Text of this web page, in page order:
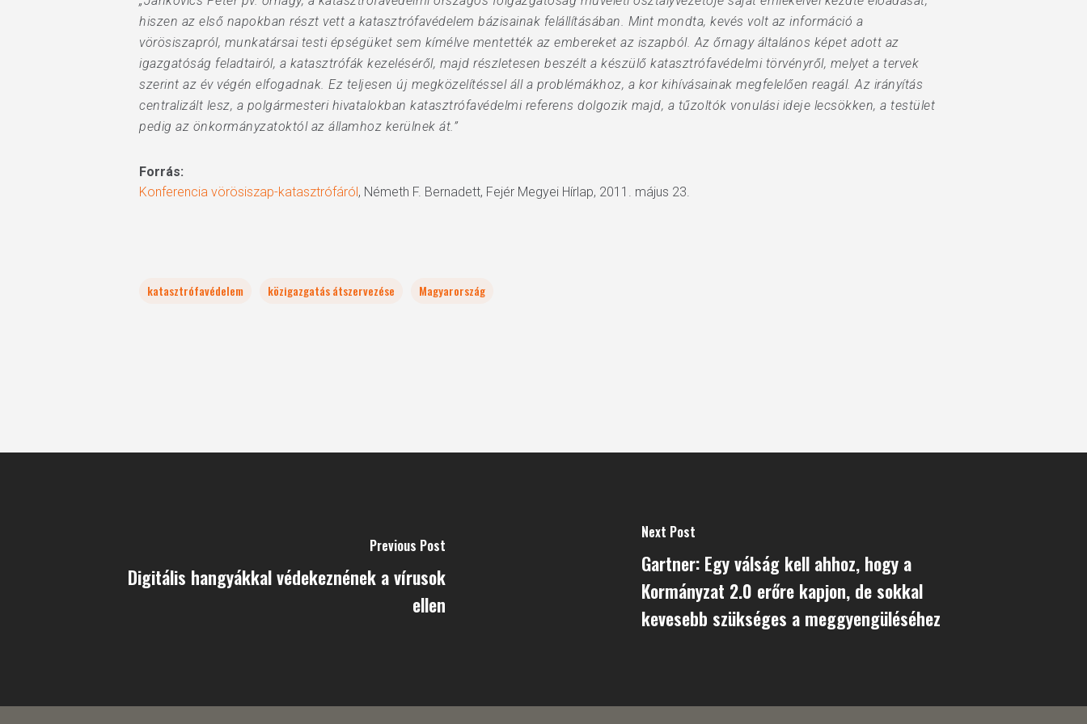
hiszen az első napokban részt vett a katasztrófavédelem bázisainak felállításában. Mint mondta, kevés volt az információ a
vörösiszapról, munkatársai testi épségüket sem kímélve mentették az embereket az iszapból. Az őrnagy általános képet adott az
igazgatóság feladtairól, a katasztrófák kezeléséről, majd részletesen beszélt a készülő katasztrófavédelmi törvényről, melyet a tervek
szerint az év végén elfogadnak. Ez teljesen új megközelítéssel áll a problémákhoz, a kor kihívásainak megfelelően reagál. Az irányítás
centralizált lesz, a polgármesteri hivatalokban katasztrófavédelmi referens dolgozik majd, a tűzoltók vonulási ideje lecsökken, a testület
pedig az önkormányzatoktól az államhoz kerülnek át.”
Forrás:
Konferencia vörösiszap-katasztrófáról, Németh F. Bernadett, Fejér Megyei Hírlap, 2011. május 23.
katasztrófavédelem közigazgatás átszervezése Magyarország
Previous Post
Digitális hangyákkal védekeznének a vírusok
ellen
Next Post
Gartner: Egy válság kell ahhoz, hogy a
Kormányzat 2.0 erőre kapjon, de sokkal
kevesebb szükséges a meggyengüléséhez